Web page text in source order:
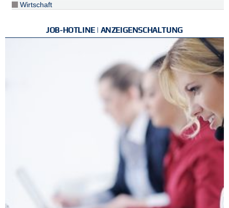
Wirtschaft
JOB-HOTLINE | ANZEIGENSCHALTUNG